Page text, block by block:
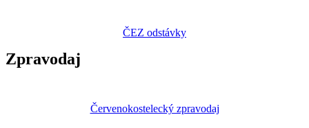
ČEZ odstávky
Zpravodaj
Červenokostelecký zpravodaj